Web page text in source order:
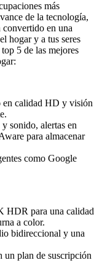
más
de la tecnología,
convertido en una
hogar y a tus seres
5 de las mejores
en calidad HD y visión
sonido, alertas en
para almacenar
como Google
HDR para una calidad
a color.
bidireccional y una
un plan de suscripción